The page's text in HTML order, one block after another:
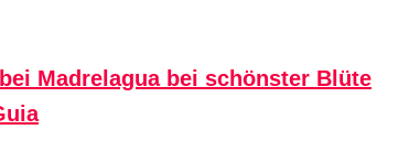
Madrelagua bei schönster Blüte